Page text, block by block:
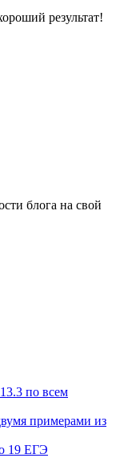
результат!
блога на свой
по всем
примерами из
19 ЕГЭ